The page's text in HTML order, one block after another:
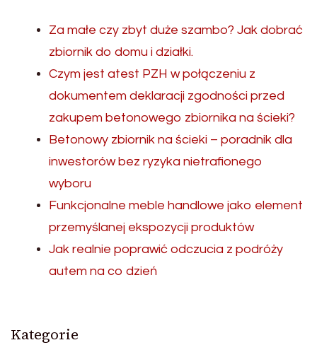
Za małe czy zbyt duże szambo? Jak dobrać
zbiornik do domu i działki.
Czym jest atest PZH w połączeniu z
dokumentem deklaracji zgodności przed
zakupem betonowego zbiornika na ścieki?
Betonowy zbiornik na ścieki – poradnik dla
inwestorów bez ryzyka nietrafionego
wyboru
Funkcjonalne meble handlowe jako element
przemyślanej ekspozycji produktów
Jak realnie poprawić odczucia z podróży
autem na co dzień
Kategorie